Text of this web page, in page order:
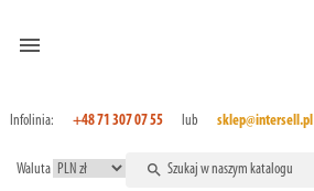
menu
Infolinia: +48 71 307 07 55 lub sklep@intersell.pl
Waluta search